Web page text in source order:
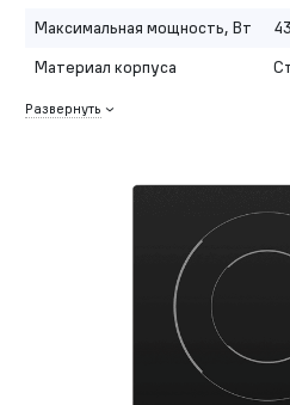
Максимальная мощность, Вт
Материал корпуса
Развернуть